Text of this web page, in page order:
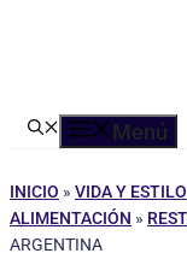
Menú
INICIO » VIDA Y ESTILO
ALIMENTACIÓN »
ARGENTINA